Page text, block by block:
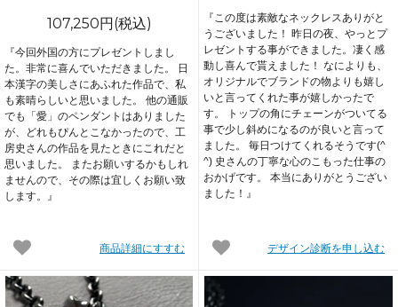
107,250円(税込)
『今回外国の方にプレゼントしまし
た。非常に喜んでいただきました。 日
本漢字の美しさにあふれた作品で、私
も素晴らしいと思いました。 他の通販
でも「愛」のペンダントはありました
が、どれもぴんとこなかったので、工
房史さんの作品を見たときにこれだと
思いました。 またお願いするかもしれ
ませんので、その際は宜しくお願い致
します。』
商品詳細にすすむ
『この度は素敵なネックレスありがと
うございました！ 昨日の夜、やっとプ
レゼントする事ができました。凄く感
動し喜んで貰えました！ なによりも、
オリジナルでブランドの物よりも嬉し
いと言ってくれた事が嬉しかったで
す。 トップの角にチェーンがついてる
事で少し斜めになるのが良いと言って
ました。 毎日つけてくれるそうです(^
^) 史さんの丁寧な心のこもった仕事の
おかげです。 本当にありがとうござい
ました！』
デザイン診断を申し込む